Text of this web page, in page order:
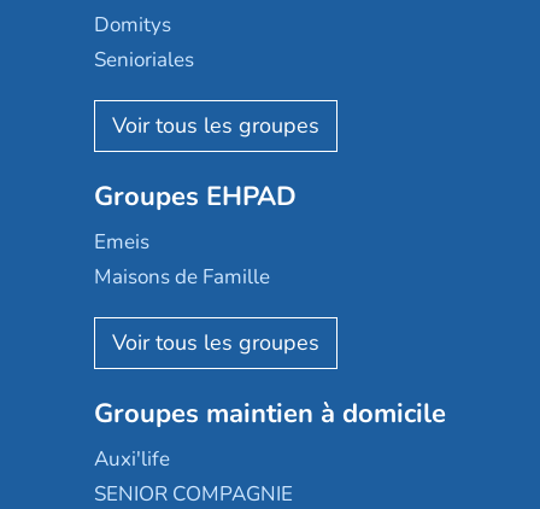
Domitys
Senioriales
Nohée
Les Résidentiels
Mobicap
Domusvi
Happy Senior
Aquarelia
Nexity edenea
Les jardins d'Arcadie
Occitalia
Appartseniors
Groupes EHPAD
Emeis
Maisons de Famille
Korian
Emera
Groupe SOS
Le Noble Âge
Almage
Groupes maintien à domicile
Auxi'life
SENIOR COMPAGNIE